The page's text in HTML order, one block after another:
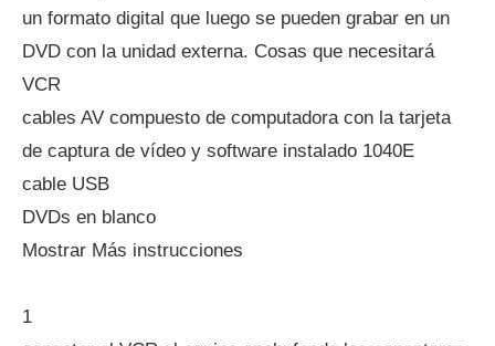
un formato digital que luego se pueden grabar en un
DVD con la unidad externa. Cosas que necesitará
VCR
cables AV compuesto de computadora con la tarjeta
de captura de vídeo y software instalado 1040E
cable USB
DVDs en blanco
Mostrar Más instrucciones
1